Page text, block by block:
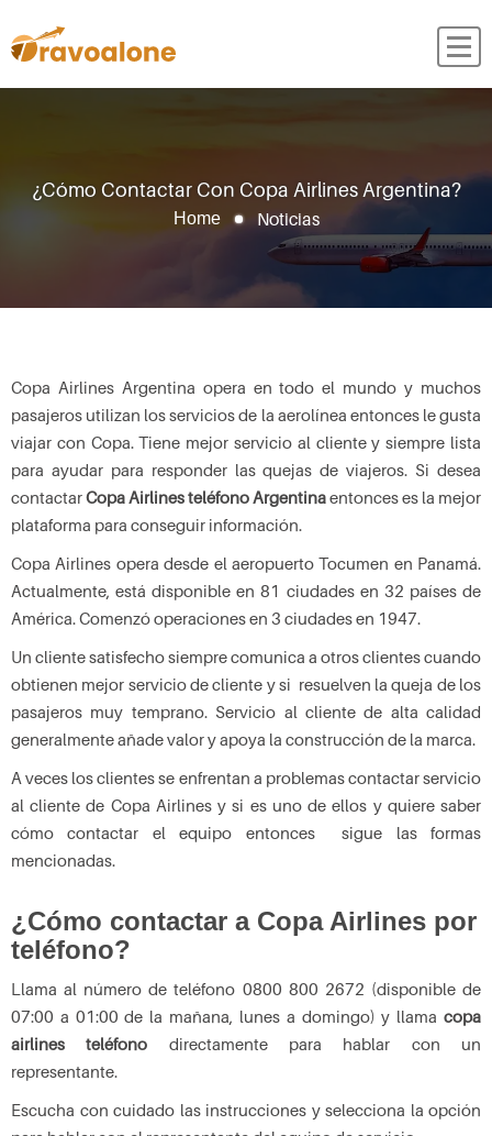
¿Cómo Contactar Con Copa Airlines Argentina?
Home Noticias
Copa Airlines Argentina opera en todo el mundo y muchos
pasajeros utilizan los servicios de la aerolínea entonces le gusta
viajar con Copa. Tiene mejor servicio al cliente y siempre lista
para ayudar para responder las quejas de viajeros. Si desea
contactarCopa Airlines teléfono Argentinaentonces es la mejor
plataforma para conseguir información.
Copa Airlines opera desde el aeropuerto Tocumen en Panamá.
Actualmente, está disponible en 81 ciudades en 32 países de
América. Comenzó operaciones en 3 ciudades en 1947.
Un cliente satisfecho siempre comunica a otros clientes cuando
obtienen mejor servicio de cliente y si resuelven la queja de los
pasajeros muy temprano. Servicio al cliente de alta calidad
generalmente añade valor y apoya la construcción de la marca.
A veces los clientes se enfrentan a problemas contactar servicio
al cliente de Copa Airlines y si es uno de ellos y quiere saber
cómo contactar el equipo entonces sigue las formas
mencionadas.
¿Cómo contactar a Copa Airlines por
teléfono?
Llama al número de teléfono 0800 800 2672 (disponible de
07:00 a 01:00 de la mañana, lunes a domingo) y llama copa
airlines teléfono directamente para hablar con un
representante.
Escucha con cuidado las instrucciones y selecciona la opción